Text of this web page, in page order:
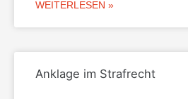
WEITERLESEN »
Anklage im Strafrecht